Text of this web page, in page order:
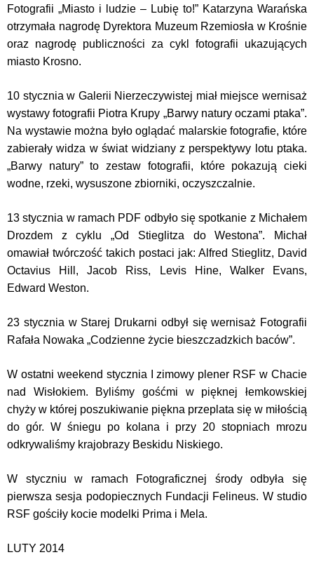
Fotografii „Miasto i ludzie – Lubię to!” Katarzyna Warańska
otrzymała nagrodę Dyrektora Muzeum Rzemiosła w Krośnie
oraz nagrodę publiczności za cykl fotografii ukazujących
miasto Krosno.
10 stycznia w Galerii Nierzeczywistej miał miejsce wernisaż
wystawy fotografii Piotra Krupy „Barwy natury oczami ptaka”.
Na wystawie można było oglądać malarskie fotografie, które
zabierały widza w świat widziany z perspektywy lotu ptaka.
„Barwy natury” to zestaw fotografii, które pokazują cieki
wodne, rzeki, wysuszone zbiorniki, oczyszczalnie.
13 stycznia w ramach PDF odbyło się spotkanie z Michałem
Drozdem z cyklu „Od Stieglitza do Westona”.
Michał
omawiał twórczość takich postaci jak: Alfred Stieglitz, David
Octavius Hill, Jacob Riss, Levis Hine, Walker Evans,
Edward Weston.
23 stycznia w Starej Drukarni odbył się wernisaż Fotografii
Rafała Nowaka „Codzienne życie bieszczadzkich baców”.
W ostatni weekend stycznia I zimowy plener RSF w Chacie
nad Wisłokiem. Byliśmy gośćmi w pięknej łemkowskiej
chyży w której poszukiwanie piękna przeplata się w miłością
do gór. W śniegu po kolana i przy 20 stopniach mrozu
odkrywaliśmy krajobrazy Beskidu Niskiego.
W styczniu w ramach Fotograficznej środy odbyła się
pierwsza sesja podopiecznych Fundacji Felineus. W studio
RSF gościły kocie modelki Prima i Mela.
LUTY 2014